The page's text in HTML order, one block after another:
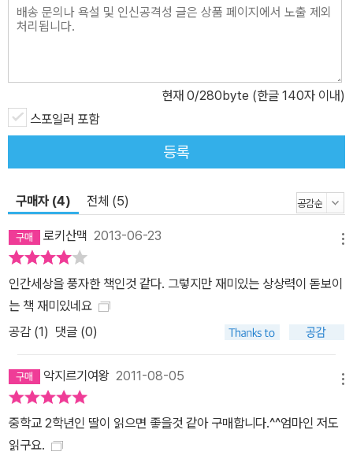
은 깊고 어두운 가슴속에서 반짝거렸다. 나는 튀어나온 벽의 모서리
를 향해 전속력으로 돌진했다. 그건 다른 세계로 가기 전에 반드시 치
것만이 방법이었다. 순간, 내 생을 뒤흔드는 것 같은 어마어마한 고통
에 정신을 잃었다. - 본문 62～63쪽 나는 소년의 몸을 얻어 창구 위
도시로 무사히 입성한다. 그리고 낯선 문화를 경험하며 조금씩 인간
세계에 적응해 나간다. 그러나 개의 본성은 고스란히 남아 있어 돼지
갈비에 광적으로 집착하는 한편, 신뢰가 가는 사람에게 무한한 애정
해결해 나간다. 그런 우여곡절을 거치는 과정에서 나는 그토록 꿈꿔
온 인간 세상이 현실과 다르다는 사실을 깨닫는다. 인간들은 자기보
다 힘센 자 앞에선 살랑살랑 꼬리를 흔들고, 먹을 것을 위해서라면 서
로 물고 뜯고 할퀴기에 급급할 뿐이다. 나는 결국 신원이 불분명하다
웨라는 소녀에게 알 수 없는 감정을 느낀다. 나는 류웨를 다시 만나기
도 생각만큼 녹록하지 않다. 천재를 편애하고, 성적순으로만 학생을
평가하는 선생님들의 부조리한 모습에서 실망감을 감출 수 없다. 나
는 사람들에게 특별한 학생으로 보이고 싶지 않았다. 그저 유쾌하게
생활할 수 있기를 바랐다. 그러나 먀오즈 선생님 때문에 자주 머리가
현재 0/280byte (한글 140자 이내)
스포일러 포함
등록
구매자 (4) 전체 (5)
로키산맥 2013-06-23
인간세상을 풍자한 책인것 같다. 그렇지만 재미있는 상상력이 돋보이
는 책 재미있네요
공감 (1) 댓글 (0)
악지르기여왕 2011-08-05
중학교 2학년인 딸이 읽으면 좋을것 같아 구매합니다.^^엄마인 저도
읽구요.